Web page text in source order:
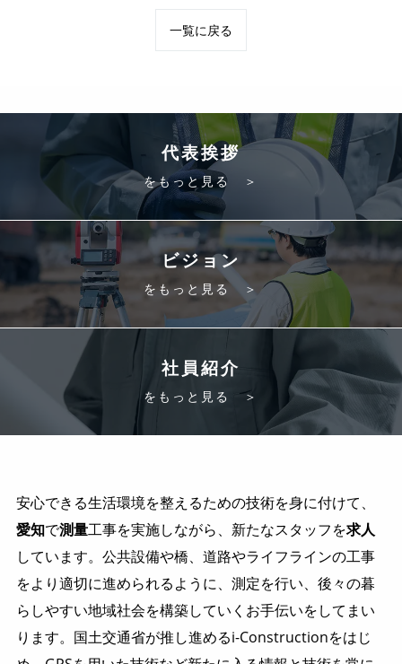
一覧に戻る
代表挨拶
をもっと見る ＞
ビジョン
をもっと見る ＞
社員紹介
をもっと見る ＞
安心できる生活環境を整えるための技術を身に付けて、
愛知で測量工事を実施しながら、新たなスタッフを求人
しています。公共設備や橋、道路やライフラインの工事
をより適切に進められるように、測定を行い、後々の暮
らしやすい地域社会を構築していくお手伝いをしてまい
ります。国土交通省が推し進めるi-Constructionをはじ